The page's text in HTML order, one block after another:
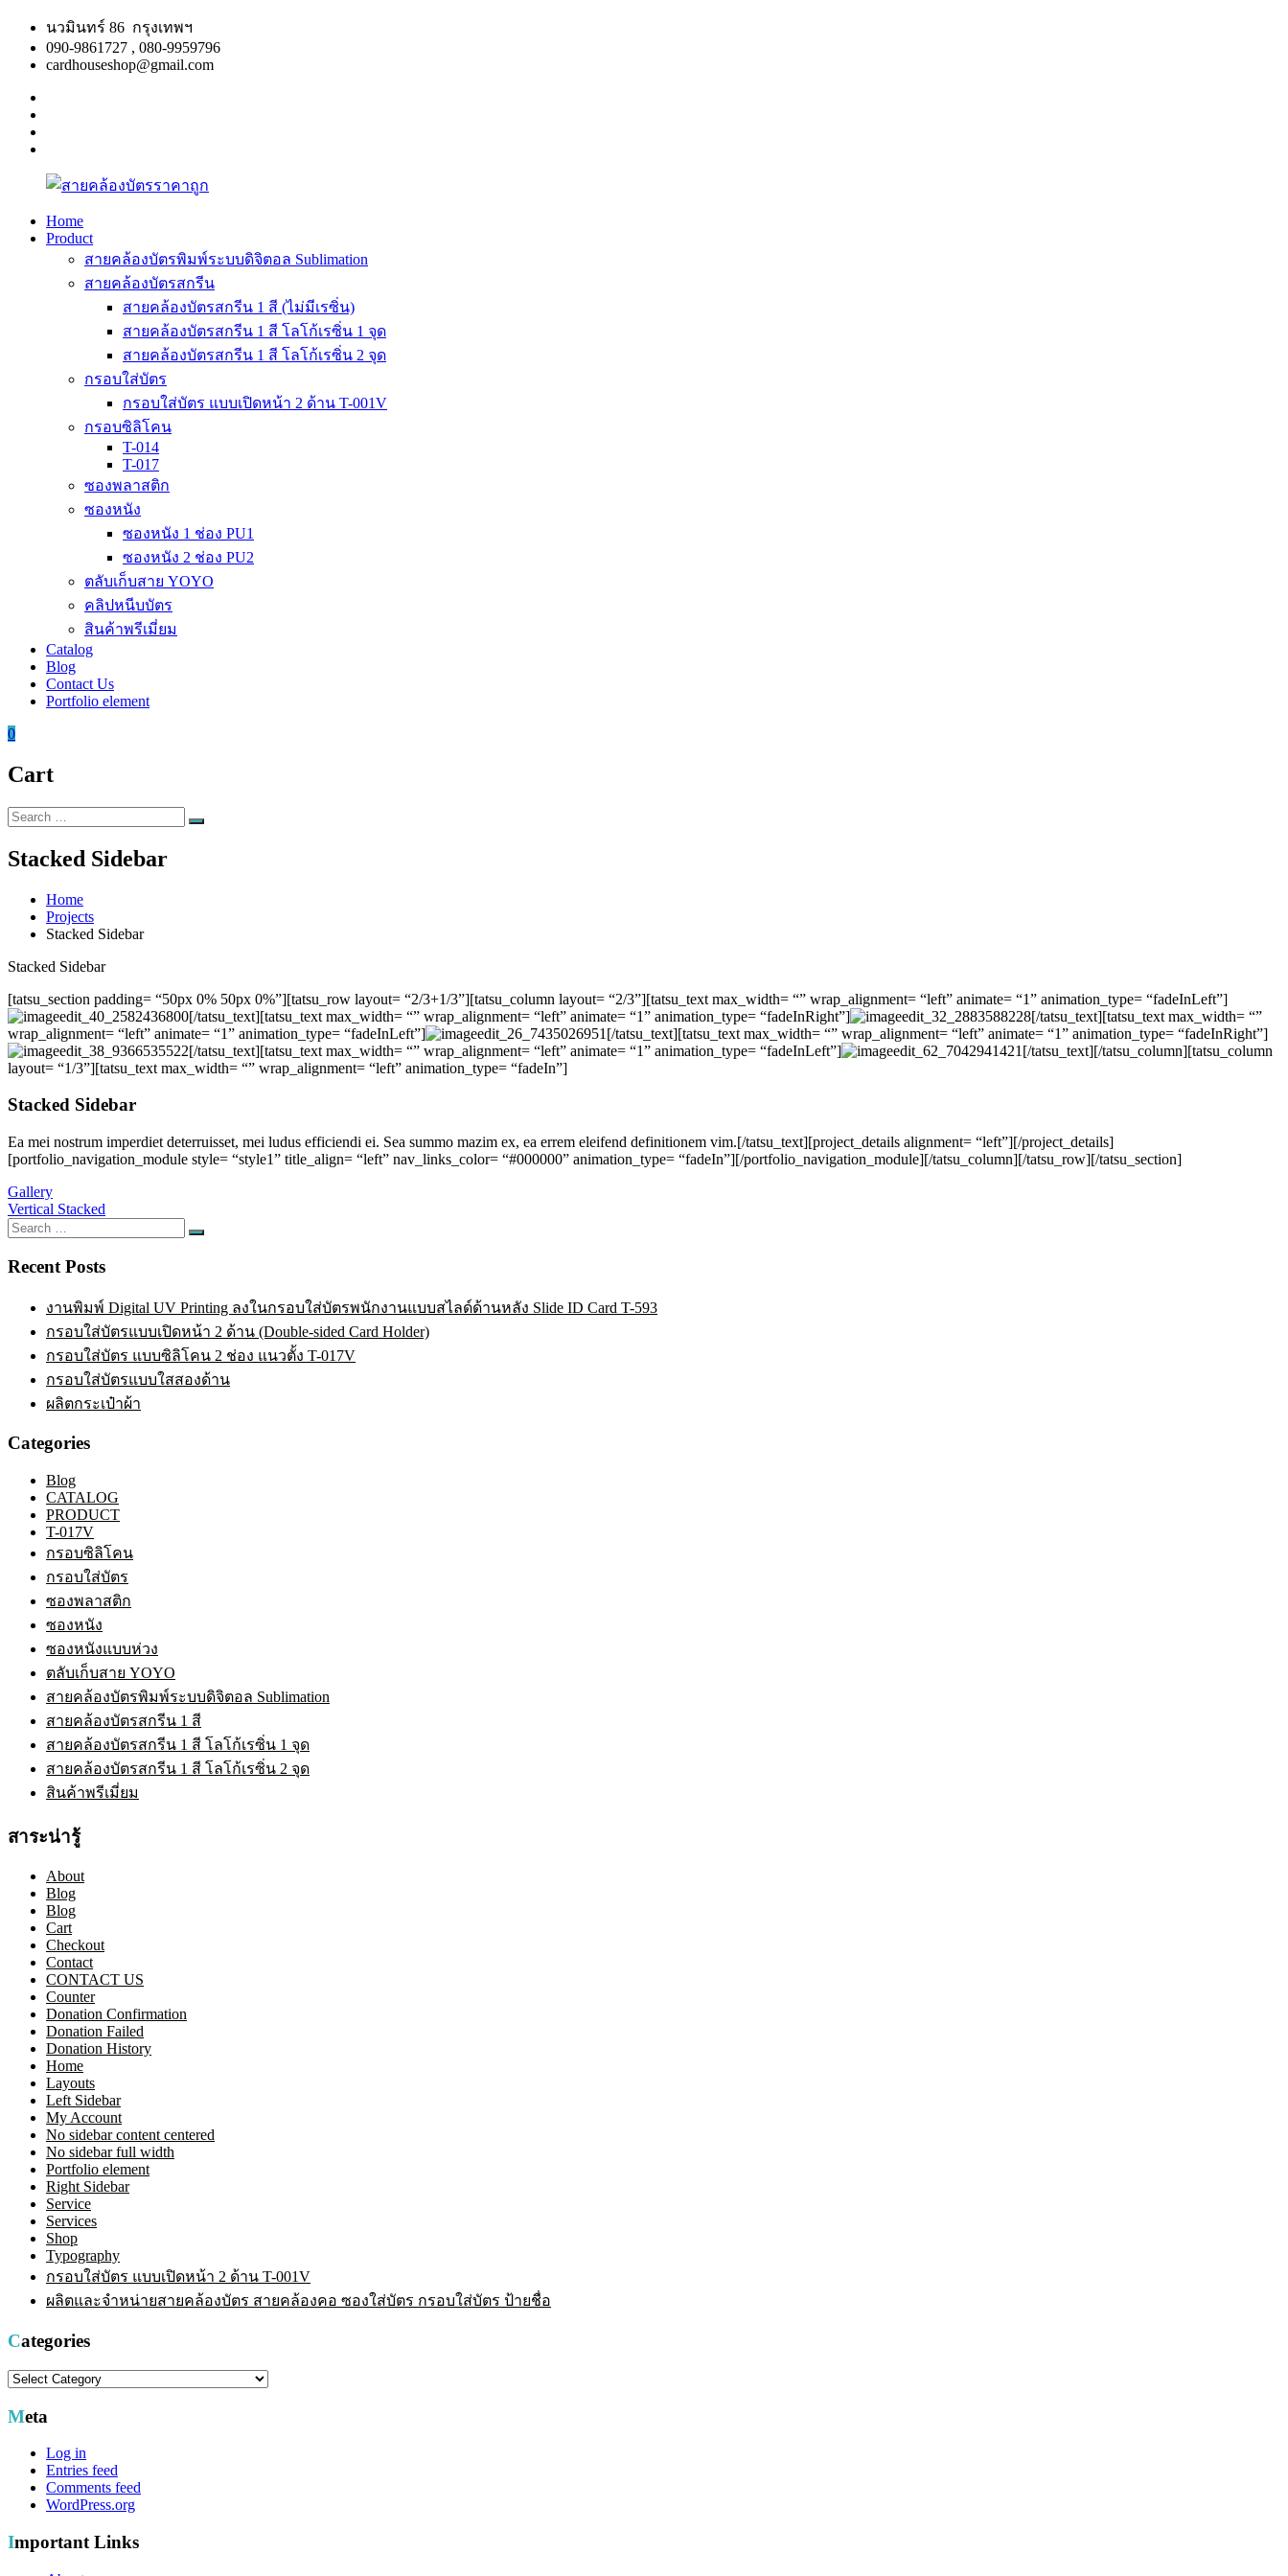
Skip
content
นวมินทร์ 86 กรุงเทพฯ
090-9861727 , 080-9959796
cardhouseshop@gmail.com
สาย
สินค้า
Home
Product
สายคล้องบัตรพิมพ์ระบบดิจิตอล Sublimation
สายคล้องบัตรสกรีน
สายคล้องบัตรสกรีน 1 สี (ไม่มีเรซิ่น)
สายคล้องบัตรสกรีน 1 สี โลโก้เรซิ่น 1 จุด
สายคล้องบัตรสกรีน 1 สี โลโก้เรซิ่น 2 จุด
กรอบใส่บัตร
กรอบใส่บัตร แบบเปิดหน้า 2 ด้าน T-001V
กรอบซิลิโคน
T-014
T-017
ซองพลาสติก
ซองหนัง
ซองหนัง 1 ช่อง PU1
ซองหนัง 2 ช่อง PU2
ตลับเก็บสาย YOYO
คลิปหนีบบัตร
สินค้าพรีเมี่ยม
Catalog
Blog
Contact Us
Portfolio element
0
Cart
Search
for:
Search
Stacked Sidebar
Home
Projects
Stacked Sidebar
Stacked Sidebar
[tatsu_section padding= “50px 0% 50px 0%”][tatsu_row layout= “2/3+1/3”][tatsu_column layout= “2/3”][tatsu_text max_width= “” wrap_alignment= “left” animate= “1” animation_type= “fadeInLeft”]
[/tatsu_text][tatsu_text max_width= “” wrap_alignment= “left” animate= “1” animation_type= “fadeInRight”]
[/tatsu_text][tatsu_text max_width= “”
wrap_alignment= “left” animate= “1” animation_type= “fadeInLeft”]
[/tatsu_text][tatsu_text max_width= “” wrap_alignment= “left” animate= “1” animation_type= “fadeInRight”]
[/tatsu_text][tatsu_text max_width= “” wrap_alignment= “left” animate= “1” animation_type= “fadeInLeft”]
[/tatsu_text][/tatsu_column][tatsu_column
layout= “1/3”][tatsu_text max_width= “” wrap_alignment= “left” animation_type= “fadeIn”]
Stacked Sidebar
Ea mei nostrum imperdiet deterruisset, mei ludus efficiendi ei. Sea summo mazim ex, ea errem eleifend definitionem vim.[/tatsu_text][project_details alignment= “left”][/project_details]
[portfolio_navigation_module style= “style1” title_align= “left” nav_links_color= “#000000” animation_type= “fadeIn”][/portfolio_navigation_module][/tatsu_column][/tatsu_row][/tatsu_section]
Post
navigation
Gallery
Vertical Stacked
Search
for:
Search
Recent Posts
งานพิมพ์ Digital UV Printing ลงในกรอบใส่บัตรพนักงานแบบสไลด์ด้านหลัง Slide ID Card T-593
กรอบใส่บัตรแบบเปิดหน้า 2 ด้าน (Double-sided Card Holder)
กรอบใส่บัตร แบบซิลิโคน 2 ช่อง แนวตั้ง T-017V
กรอบใส่บัตรแบบใสสองด้าน
ผลิตกระเป๋าผ้า
Categories
Blog
CATALOG
PRODUCT
T-017V
กรอบซิลิโคน
กรอบใส่บัตร
ซองพลาสติก
ซองหนัง
ซองหนังแบบห่วง
ตลับเก็บสาย YOYO
สายคล้องบัตรพิมพ์ระบบดิจิตอล Sublimation
สายคล้องบัตรสกรีน 1 สี
สายคล้องบัตรสกรีน 1 สี โลโก้เรซิ่น 1 จุด
สายคล้องบัตรสกรีน 1 สี โลโก้เรซิ่น 2 จุด
สินค้าพรีเมี่ยม
สาระน่ารู้
About
Blog
Blog
Cart
Checkout
Contact
CONTACT US
Counter
Donation Confirmation
Donation Failed
Donation History
Home
Layouts
Left Sidebar
My Account
No sidebar content centered
No sidebar full width
Portfolio element
Right Sidebar
Service
Services
Shop
Typography
กรอบใส่บัตร แบบเปิดหน้า 2 ด้าน T-001V
ผลิตและจำหน่ายสายคล้องบัตร สายคล้องคอ ซองใส่บัตร กรอบใส่บัตร ป้ายชื่อ
Categories
Categories
Meta
Log in
Entries feed
Comments feed
WordPress.org
Important Links